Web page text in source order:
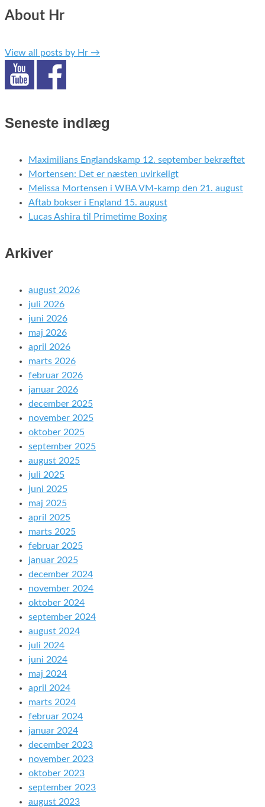
About Hr
View all posts by Hr →
Seneste indlæg
Maximilians Englandskamp 12. september bekræftet
Mortensen: Det er næsten uvirkeligt
Melissa Mortensen i WBA VM-kamp den 21. august
Aftab bokser i England 15. august
Lucas Ashira til Primetime Boxing
Arkiver
august 2026
juli 2026
juni 2026
maj 2026
april 2026
marts 2026
februar 2026
januar 2026
december 2025
november 2025
oktober 2025
september 2025
august 2025
juli 2025
juni 2025
maj 2025
april 2025
marts 2025
februar 2025
januar 2025
december 2024
november 2024
oktober 2024
september 2024
august 2024
juli 2024
juni 2024
maj 2024
april 2024
marts 2024
februar 2024
januar 2024
december 2023
november 2023
oktober 2023
september 2023
august 2023